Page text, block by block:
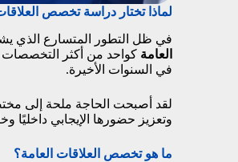
لماذا تختار دراسة تخصص
في ظل التطور المتسارع الذي
العامة كواحد من أكثر التخصصات
في السنوات الأخيرة.
لقد أصبحت الحاجة ملحة إلى
وتعزيز حضورها الإيجابي داخليًا
ما هو تخصص العلاقات العامة؟